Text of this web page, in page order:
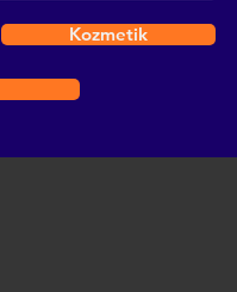
Kozmetik